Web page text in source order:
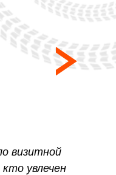
визитной
увлечен